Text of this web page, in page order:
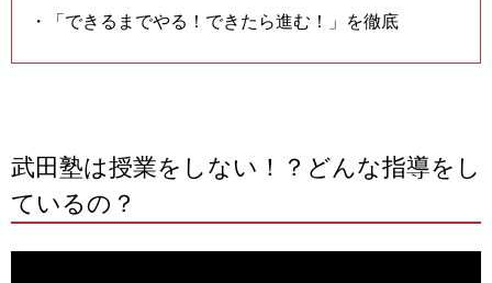
・「できるまでやる！できたら進む！」を徹底
武田塾は授業をしない！？どんな指導をし
ているの？